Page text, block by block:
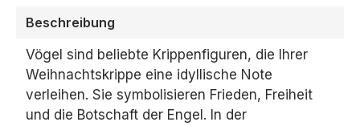
Beschreibung
Vögel sind beliebte Krippenfiguren, die Ihrer
Weihnachtskrippe eine idyllische Note
verleihen. Sie symbolisieren Frieden, Freiheit
und die Botschaft der Engel. In der